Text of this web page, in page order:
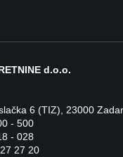
d.o.o.
6 (TIZ), 23000 Zadar
- 500
- 028
27 20